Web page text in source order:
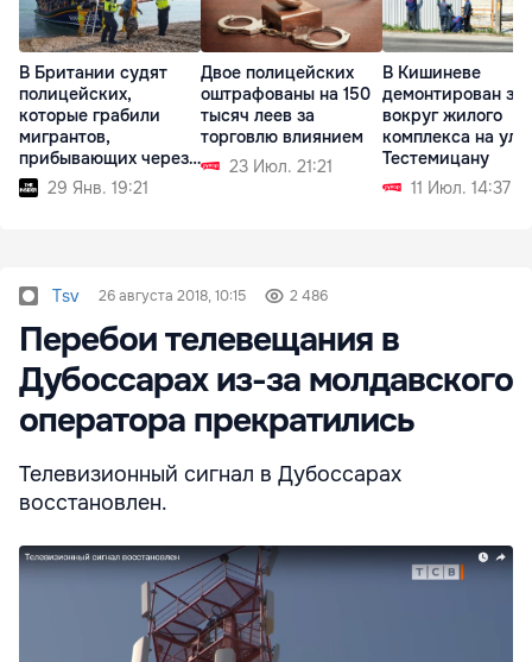
В Британии судят
полицейских,
которые грабили
мигрантов,
прибывающих через
Ла-Манш
29 Янв. 19:21
Двое полицейских
оштрафованы на 150
тысяч леев за
торговлю влиянием
23 Июл. 21:21
В Кишиневе
демонтирован
вокруг жилого
комплекса на ул.
Тестемицану
11 Июл. 14:37
Tsv 26 августа 2018, 10:15 2 486
Перебои телевещания в
Дубоссарах из-за молдавского
оператора прекратились
Телевизионный сигнал в Дубоссарах
восстановлен.